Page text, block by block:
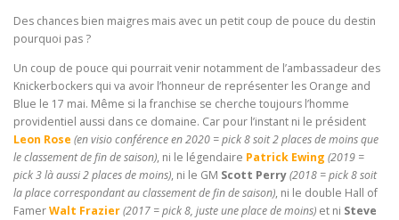
Des chances bien maigres mais avec un petit coup de pouce du destin
pourquoi pas ?
Un coup de pouce qui pourrait venir notamment de l’ambassadeur des
Knickerbockers qui va avoir l’honneur de représenter les Orange and
Blue le 17 mai. Même si la franchise se cherche toujours l’homme
providentiel aussi dans ce domaine. Car pour l’instant ni le président
Leon Rose (en visio conférence en 2020 = pick 8 soit 2 places de moins que
le classement de fin de saison), ni le légendaire Patrick Ewing (2019 =
pick 3 là aussi 2 places de moins), ni le GM Scott Perry(2018 = pick 8 soit
la place correspondant au classement de fin de saison), ni le double Hall of
FamerWalt Frazier(2017 = pick 8, juste une place de moins) et ni Steve